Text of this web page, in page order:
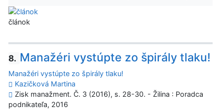
článok
8. Manažéri vystúpte zo špirály tlaku!
Manažéri vystúpte zo špirály tlaku!
Kazičková Martina
Zisk manažment. Č. 3 (2016), s. 28-30. - Žilina : Poradca
podnikateľa, 2016